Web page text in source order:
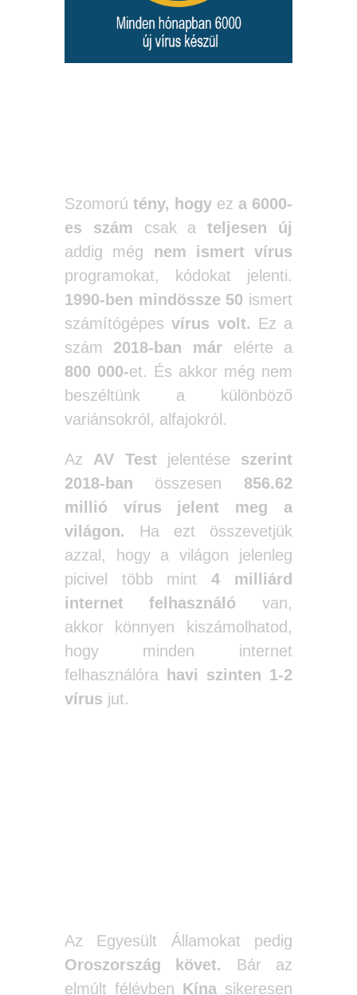
Szomorú tény, hogyez a 6000-
es szám csak ateljesen új
addig még nem ismert vírus
programokat, kódokat jelenti.
1990-ben mindössze 50 ismert
számítógépesvírus volt. Ez a
szám 2018-ban már elérte a
800 000-et. És akkor még nem
beszéltünk a különböző
variánsokról, alfajokról.
Az AV Testjelentése szerint
2018-ban összesen 856.62
millió vírus jelent meg a
világon. Ha ezt összevetjük
azzal, hogy a világon jelenleg
picivel több mint4 milliárd
internet felhasználó van,
akkor könnyen kiszámolhatod,
hogy minden internet
felhasználóra
havi szinten 1-2
vírus jut.
Az Egyesült Államokat pedig
Oroszország követ.
Bár az
elmúlt félévben Kína sikeresen